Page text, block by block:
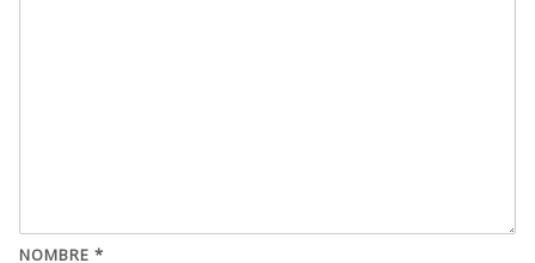
NOMBRE *